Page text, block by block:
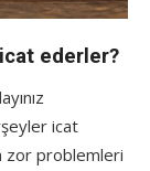
ederler?
icat
zor problemleri